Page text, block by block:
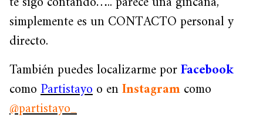
simplemente es un CONTACTO personal y
directo.
También puedes localizarme porFacebook
comoPartistayoo enInstagramcomo
@partistayo_